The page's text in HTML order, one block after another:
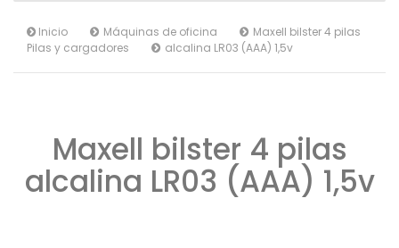
Inicio
Máquinas de oficina
Pilas y cargadores
Maxell bilster 4 pilas
alcalina LR03 (AAA) 1,5v
Maxell bilster 4 pilas
alcalina LR03 (AAA) 1,5v